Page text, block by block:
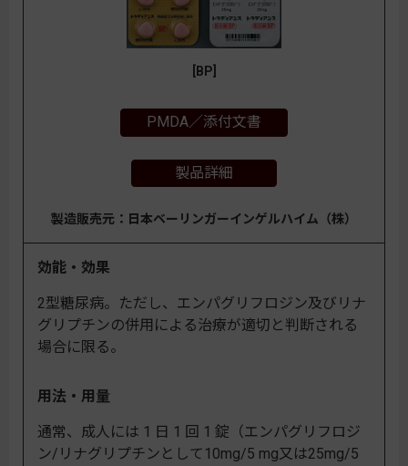
[BP]
PMDA／添付文書
製品詳細
製造販売元：日本ベーリンガーインゲルハイム（株）
効能・効果
2型糖尿病。ただし、エンパグリフロジン及びリナ
グリプチンの併用による治療が適切と判断される
場合に限る。
用法・用量
通常、成人には 1 日 1 回 1 錠（エンパグリフロジ
ン/リナグリプチンとして10mg/5 mg又は25mg/5